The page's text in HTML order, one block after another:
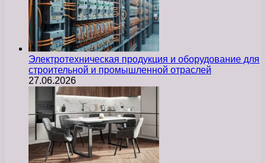
Электротехническая продукция и оборудование для
строительной и промышленной отраслей
27.06.2026